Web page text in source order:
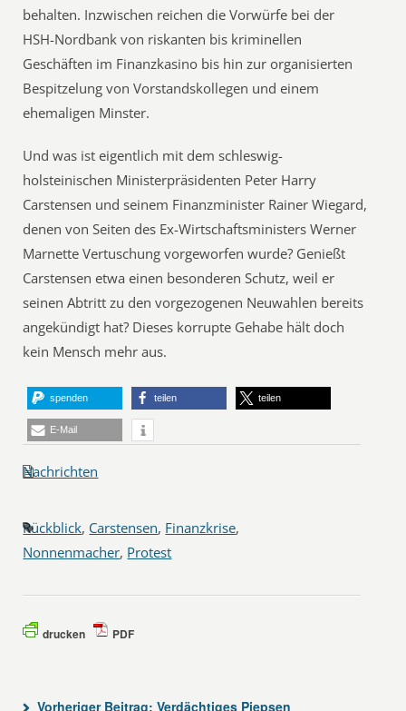
behalten. Inzwischen reichen die Vorwürfe bei der
HSH-Nordbank von riskanten bis kriminellen
Geschäften im Finanzkasino bis hin zur organisierten
Bespitzelung von Vorstandskollegen und einem
ehemaligen Minster.
Und was ist eigentlich mit dem schleswig-
holsteinischen Ministerpräsidenten Peter Harry
Carstensen und seinem Finanzminister Rainer Wiegard,
denen von Seiten des Ex-Wirtschaftsministers Werner
Marnette Vertuschung vorgeworfen wurde? Genießt
Carstensen etwa einen besonderen Schutz, weil er
seinen Abtritt zu den vorgezogenen Neuwahlen bereits
angekündigt hat? Dieses korrupte Gehabe hält doch
kein Mensch mehr aus.
spenden teilen teilen
E-Mail
Nachrichten
Rückblick, Carstensen, Finanzkrise,
Nonnenmacher, Protest
drucken PDF
Vorheriger Beitrag: Verdächtiges Piepsen